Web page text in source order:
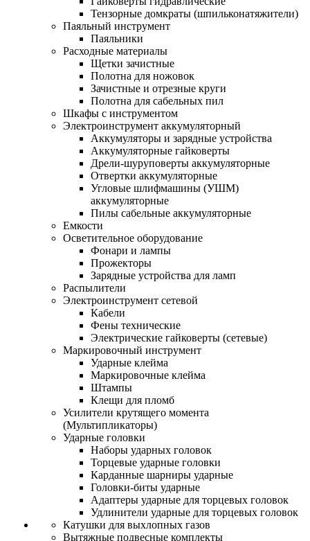
Тензорные домкраты (шпильконатяжители)
Паяльный инструмент
Паяльники
Расходные материалы
Щетки зачистные
Полотна для ножовок
Зачистные и отрезные круги
Полотна для сабельных пил
Шкафы с инструментом
Электроинструмент аккумуляторный
Аккумуляторы и зарядные устройства
Аккумуляторные гайковерты
Дрели-шуруповерты аккумуляторные
Отвертки аккумуляторные
Угловые шлифмашины (УШМ)
аккумуляторные
Пилы сабельные аккумуляторные
Емкости
Осветительное оборудование
Фонари и лампы
Прожекторы
Зарядные устройства для ламп
Распылители
Электроинструмент сетевой
Кабели
Фены технические
Электрические гайковерты (сетевые)
Маркировочный инструмент
Ударные клейма
Маркировочные клейма
Штампы
Клещи для пломб
Усилители крутящего момента
(Мультипликаторы)
Ударные головки
Наборы ударных головок
Торцевые ударные головки
Карданные шарниры ударные
Головки-биты ударные
Адаптеры ударные для торцевых головок
Удлинители ударные для торцевых головок
Катушки для выхлопных газов
Вытяжные подвесные комплекты